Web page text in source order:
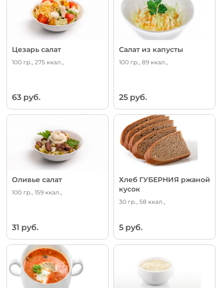
Цезарь салат
100 гр., 275 ккал.,
63 руб.
Салат из капусты
100 гр., 89 ккал.,
25 руб.
Оливье салат
100 гр., 159 ккал.,
31 руб.
Хлеб ГУБЕРНИЯ ржаной
кусок
30 гр., 58 ккал.,
5 руб.